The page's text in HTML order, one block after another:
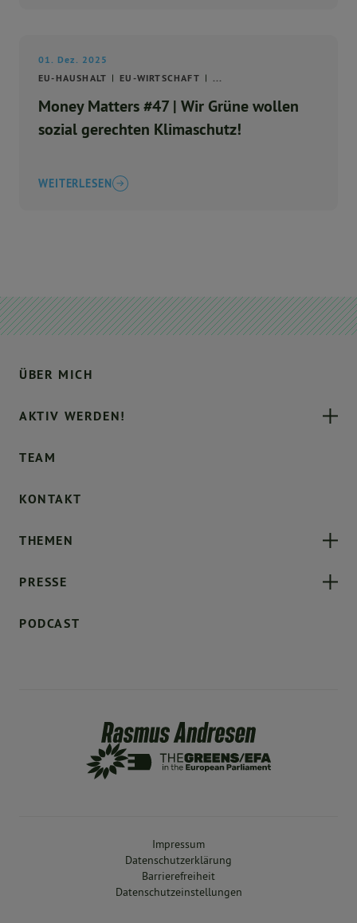
01. Dez. 2025
EU-HAUSHALT
EU-WIRTSCHAFT ...
Money Matters #47 | Wir Grüne wollen
sozial gerechten Klimaschutz!
WEITERLESEN
ÜBER MICH
AKTIV WERDEN!
TEAM
KONTAKT
THEMEN
PRESSE
PODCAST
Impressum
Datenschutzerklärung
Barrierefreiheit
Datenschutzeinstellungen